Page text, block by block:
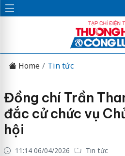
Home Tin tức
Đồng chí Trần
đắc cử chức vụ
hội
11:14 06/04/2026 Tin tức